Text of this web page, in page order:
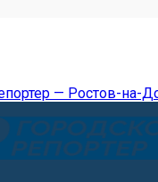
— Ростов-на-